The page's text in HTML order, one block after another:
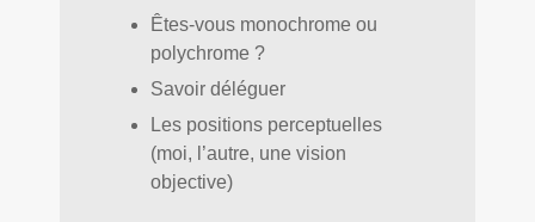
Êtes-vous monochrome ou
polychrome ?
Savoir déléguer
Les positions perceptuelles
(moi, l’autre, une vision
objective)